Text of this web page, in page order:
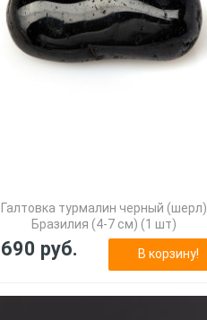
Галтовка турмалин черный (шерл)
Бразилия (4-7 см) (1 шт)
690 руб. В корзину!